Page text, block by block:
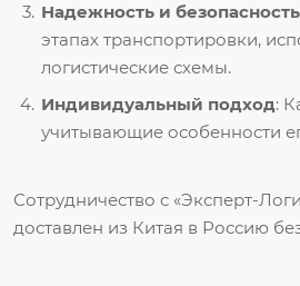
Надежность и безопасность
этапах транспортировки,
логистические схемы.
Индивидуальный подход:
учитывающие особенности
Сотрудничество с «Эксперт-
доставлен из Китая в Россию